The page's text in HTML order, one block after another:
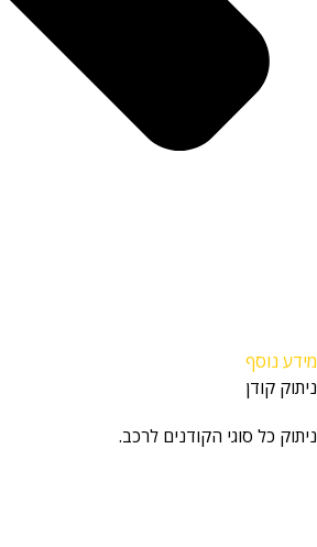
מידע נוסף
ניתוק קודן
ניתוק כל סוגי הקודנים לרכב.